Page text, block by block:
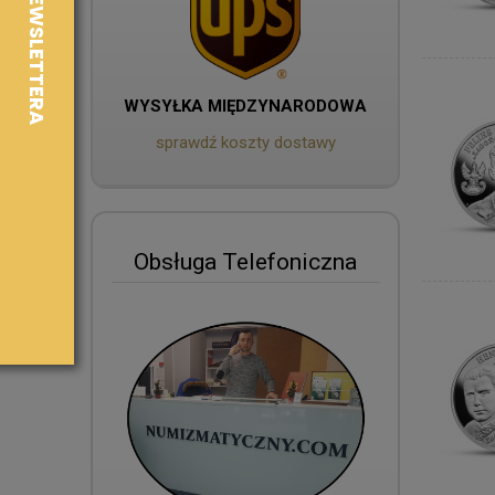
WYSYŁKA MIĘDZYNARODOWA
sprawdź koszty dostawy
Obsługa Telefoniczna